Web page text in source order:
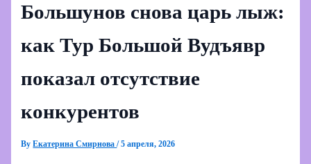
Большунов снова царь лыж:
как Тур Большой Вудъявр
показал отсутствие
конкурентов
ByЕкатерина Смирнова/5 апреля, 2026